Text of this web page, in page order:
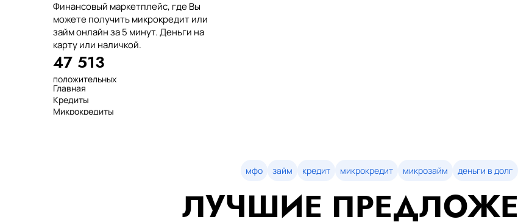
Финансовый маркетплейс, где Вы
можете получить микрокредит или
займ онлайн за 5 минут. Деньги на
карту или наличкой.
47 513
положительных
отзывов
тенге выдано
нашим клиентам
Главная
Кредиты
Микрокредиты
мфо займ кредит микрокредит микрозайм деньги в долг
ЛУЧШИЕ